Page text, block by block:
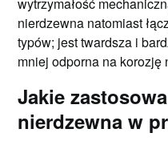
nierdzewna natomiast
typów; jest twardsza i
mniej odporna na korozję
Jakie
nierdzewna w